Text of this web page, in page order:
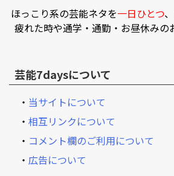
ほっこり系の芸能ネタを一日ひとつ
疲れた時や通学・通勤・お昼休みの
芸能7daysについて
・ 当サイトについて
・ 相互リンクについて
・ コメント欄のご利用について
・ 広告について